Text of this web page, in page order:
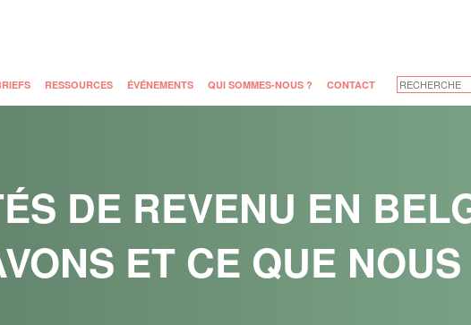
RESSOURCES ÉVÉNEMENTS QUI SOMMES-NOUS ? CONTACT
DE REVENU EN
ET CE QUE NOUS